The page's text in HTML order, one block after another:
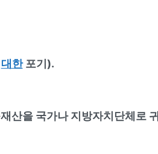
대한포기).
산을 국가나 지방자치단체로 귀